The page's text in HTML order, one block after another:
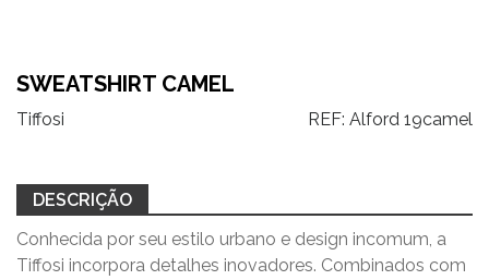
SWEATSHIRT CAMEL
Tiffosi REF: Alford 19camel
DESCRIÇÃO
Conhecida por seu estilo urbano e design incomum, a
Tiffosi incorpora detalhes inovadores. Combinados com